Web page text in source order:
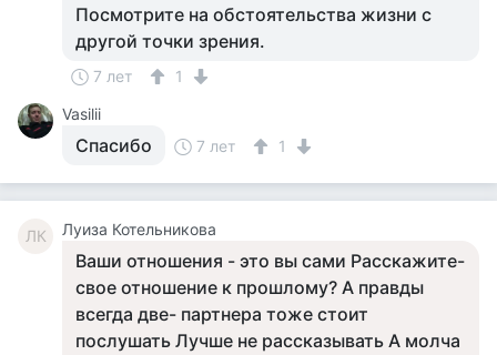
Посмотрите на обстоятельства жизни с
другой точки зрения.
7 лет
1
Vasilii
Спасибо 7 лет 1
ЛК Луиза Котельникова
Ваши отношения - это вы сами Расскажите-
свое отношение к прошлому? А правды
всегда две- партнера тоже стоит
послушать Лучше не рассказывать А молча